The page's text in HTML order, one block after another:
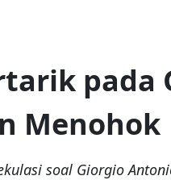
pada
Menohok
soal Giorgio